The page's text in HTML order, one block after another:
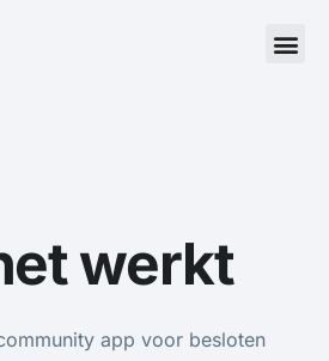
werkt
app voor besloten